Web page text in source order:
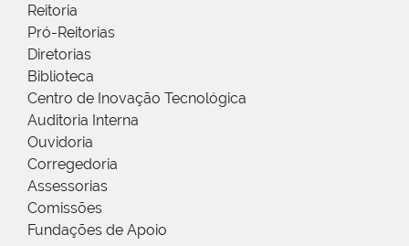
Reitoria
Pró-Reitorias
Diretorias
Biblioteca
Centro de Inovação Tecnológica
Auditoria Interna
Ouvidoria
Corregedoria
Assessorias
Comissões
Fundações de Apoio